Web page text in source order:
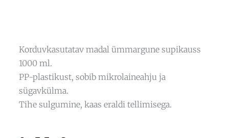
Korduvkasutatav madal ümmargune supikauss
1000 ml.
PP-plastikust, sobib mikrolaineahju ja
sügavkülma.
Tihe sulgumine, kaas eraldi tellimisega.